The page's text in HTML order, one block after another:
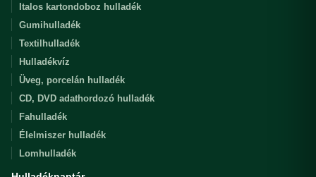
Italos kartondoboz hulladék
Gumihulladék
Textilhulladék
Hulladékvíz
Üveg, porcelán hulladék
CD, DVD adathordozó hulladék
Fahulladék
Élelmiszer hulladék
Lomhulladék